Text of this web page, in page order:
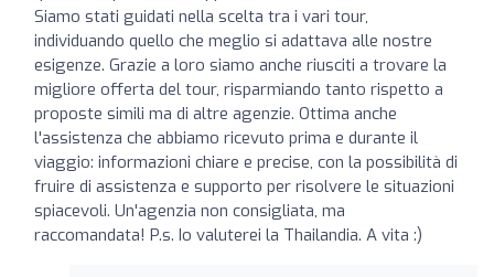
Siamo stati guidati nella scelta tra i vari tour,
individuando quello che meglio si adattava alle nostre
esigenze. Grazie a loro siamo anche riusciti a trovare la
migliore offerta del tour, risparmiando tanto rispetto a
proposte simili ma di altre agenzie. Ottima anche
l'assistenza che abbiamo ricevuto prima e durante il
viaggio: informazioni chiare e precise, con la possibilità di
fruire di assistenza e supporto per risolvere le situazioni
spiacevoli. Un'agenzia non consigliata, ma
raccomandata! P.s. Io valuterei la Thailandia. A vita :)